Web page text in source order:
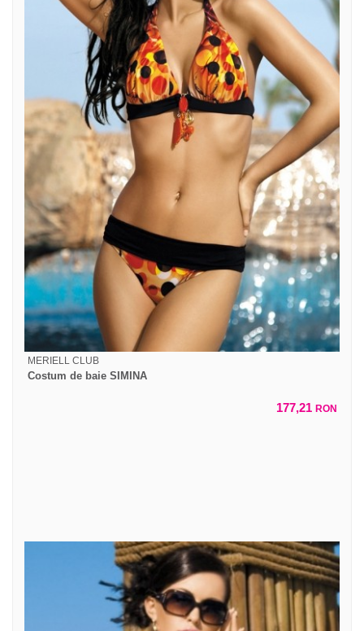
MERIELL CLUB
Costum de baie SIMINA
177,21 RON